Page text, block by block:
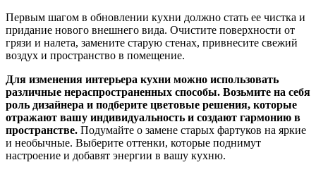
Первым шагом в обновлении кухни должно стать ее чистка и
придание нового внешнего вида. Очистите поверхности от
грязи и налета, замените старую стенах, привнесите свежий
воздух и пространство в помещение.
Для изменения интерьера кухни можно использовать
различные нераспространенных способы. Возьмите на себя
роль дизайнера и подберите цветовые решения, которые
отражают вашу индивидуальность и создают гармонию в
пространстве. Подумайте о замене старых фартуков на яркие
и необычные. Выберите оттенки, которые поднимут
настроение и добавят энергии в вашу кухню.